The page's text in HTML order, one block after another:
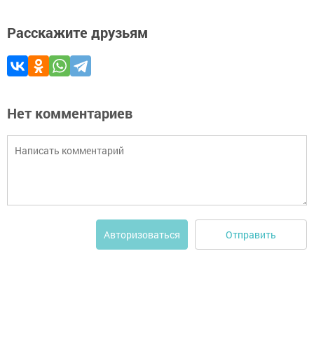
Расскажите друзьям
Нет комментариев
Авторизоваться Отправить